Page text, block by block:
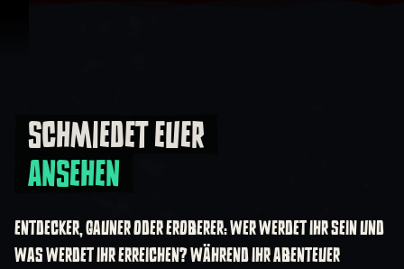
Schmiedet euer Ansehen
SCHMIEDET EUER
ANSEHEN
ENTDECKER, GAUNER ODER EROBERER: WER WERDET IHR SEIN UND
WAS WERDET IHR ERREICHEN? WÄHREND IHR ABENTEUER